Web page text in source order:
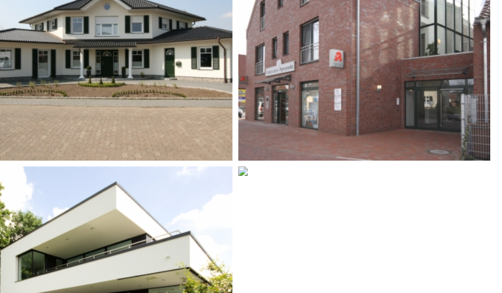
EINFAMILIENHAUS MIT
DOPPELGARAGE
STEINFELD MÜHLEN
GESCHÄFTSHAUS MIT
ARZTPRAXEN UND
APOTHEKE
RAESFELD-ERLE
EXKLUSIVES
EINFAMILIENHAUS MIT